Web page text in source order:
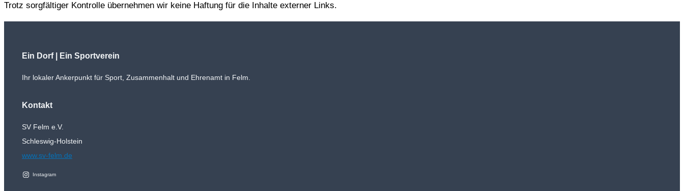
Trotz sorgfältiger Kontrolle übernehmen wir keine Haftung für die Inhalte externer Links.
Ein Dorf | Ein Sportverein
Ihr lokaler Ankerpunkt für Sport, Zusammenhalt und Ehrenamt in Felm.
Kontakt
SV Felm e.V.
Schleswig-Holstein
www.sv-felm.de
Instagram